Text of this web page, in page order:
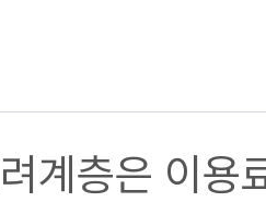
계층은 이